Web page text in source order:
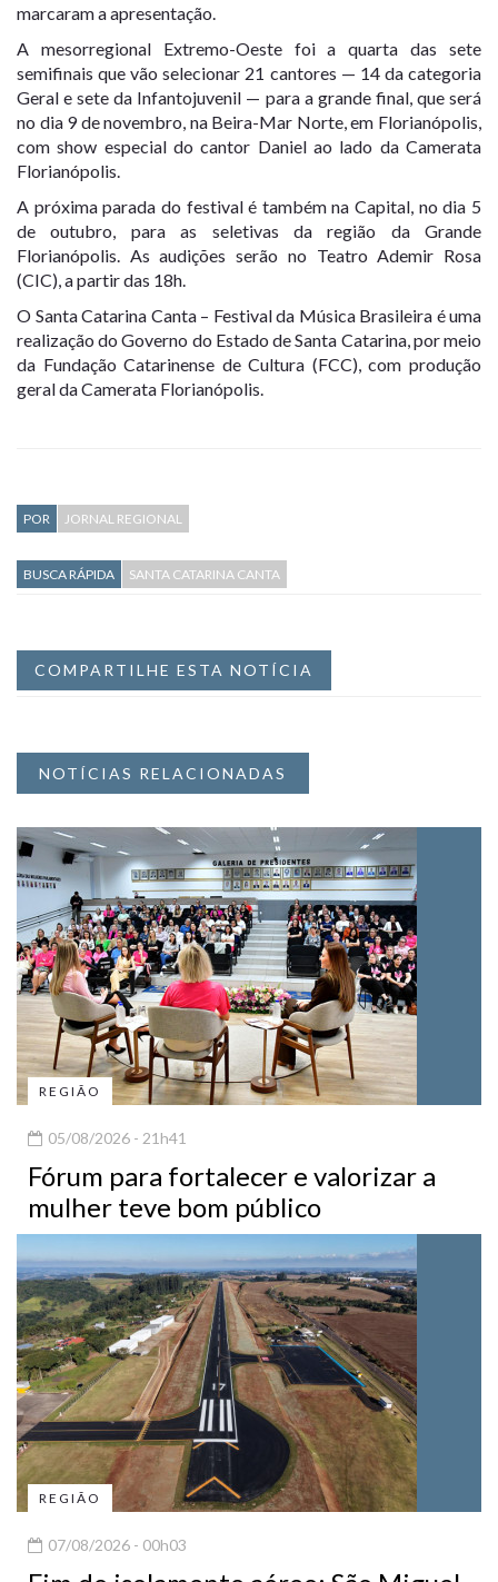
marcaram a apresentação.
A mesorregional Extremo-Oeste foi a quarta das sete
semifinais que vão selecionar 21 cantores — 14 da categoria
Geral e sete da Infantojuvenil — para a grande final, que será
no dia 9 de novembro, na Beira-Mar Norte, em Florianópolis,
com show especial do cantor Daniel ao lado da Camerata
Florianópolis.
A próxima parada do festival é também na Capital, no dia 5
de outubro, para as seletivas da região da Grande
Florianópolis. As audições serão no Teatro Ademir Rosa
(CIC), a partir das 18h.
O Santa Catarina Canta – Festival da Música Brasileira é uma
realização do Governo do Estado de Santa Catarina, por meio
da Fundação Catarinense de Cultura (FCC), com produção
geral da Camerata Florianópolis.
POR JORNAL REGIONAL
BUSCA RÁPIDA SANTA CATARINA CANTA
COMPARTILHE ESTA NOTÍCIA
NOTÍCIAS RELACIONADAS
REGIÃO
05/08/2026 - 21h41
Fórum para fortalecer e valorizar a
mulher teve bom público
REGIÃO
07/08/2026 - 00h03